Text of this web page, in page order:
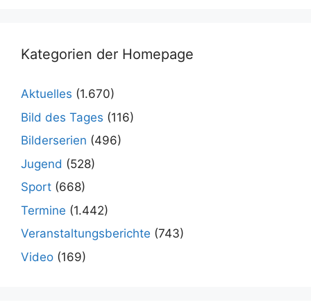
Kategorien der Homepage
Aktuelles (1.670)
Bild des Tages (116)
Bilderserien (496)
Jugend (528)
Sport (668)
Termine (1.442)
Veranstaltungsberichte (743)
Video (169)